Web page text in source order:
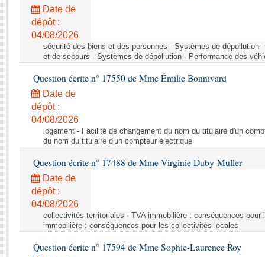
Rapports législatifs
Rapports sur l'application des lois
Baromètre de l’application des lois
Dossiers législatifs
Budget et sécurité sociale
Questions écrites et orales
Comptes rendus des débats
Date de
dépôt :
04/08/2026
sécurité des biens et des personnes - Systèmes de dépollution
et de secours - Systèmes de dépollution - Performance des
Question écrite n° 17550 de Mme Émilie Bonnivard
Date de
dépôt :
04/08/2026
logement - Facilité de changement du nom du titulaire d'un
du nom du titulaire d'un compteur électrique
Question écrite n° 17488 de Mme Virginie Duby-Muller
Date de
dépôt :
04/08/2026
collectivités territoriales - TVA immobilière : conséquences
immobilière : conséquences pour les collectivités locales
Question écrite n° 17594 de Mme Sophie-Laurence Roy